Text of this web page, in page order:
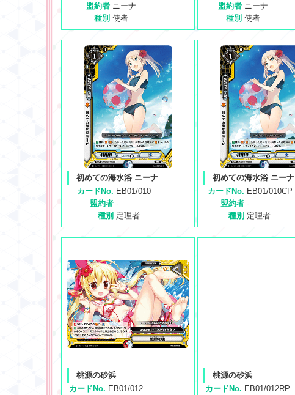
盟約者 ニーナ
種別 使者
盟約者 ニーナ
種別 使者
初めての海水浴 ニーナ
カードNo. EB01/010
盟約者 -
種別 定理者
初めての海水浴 ニーナ
カードNo. EB01/010CP
盟約者 -
種別 定理者
桃源の砂浜
カードNo. EB01/012
桃源の砂浜
カードNo. EB01/012RP